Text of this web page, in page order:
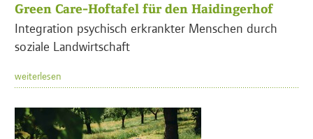
Green Care-Hoftafel für den Haidingerhof
Integration psychisch erkrankter Menschen durch
soziale Landwirtschaft
weiterlesen